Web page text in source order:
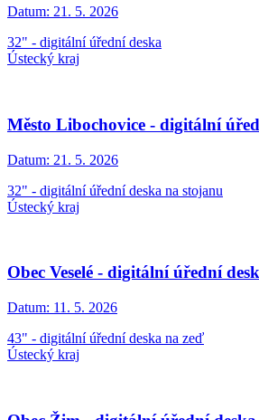
Datum: 21. 5. 2026
32" - digitální úřední deska
Ústecký kraj
Město Libochovice - digitální
Datum: 21. 5. 2026
32" - digitální úřední deska na stojanu
Ústecký kraj
Obec Veselé - digitální úřední
Datum: 11. 5. 2026
43" - digitální úřední deska na zeď
Ústecký kraj